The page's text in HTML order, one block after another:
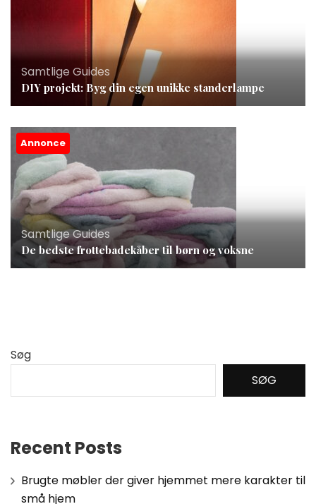
Samtlige Guides
DIY projekt: Byg din egen unikke standerlampe
Annonce
Samtlige Guides
De bedste frottebadekåber til børn og voksne
Søg
SØG
Recent Posts
Brugte møbler der giver hjemmet mere karakter til
små hjem